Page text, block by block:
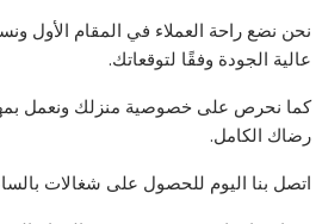
نحن نضع راحة العملاء في المقام الأول
عالية الجودة وفقًا لتوقعاتك.
كما نحرص على خصوصية منزلك ونعمل
رضاك الكامل.
اتصل بنا اليوم للحصول على شغالات